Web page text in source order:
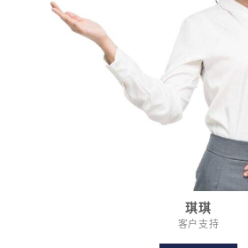
琪琪
客户支持